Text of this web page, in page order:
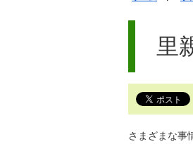
ペ
文
で
里
さまざまな事